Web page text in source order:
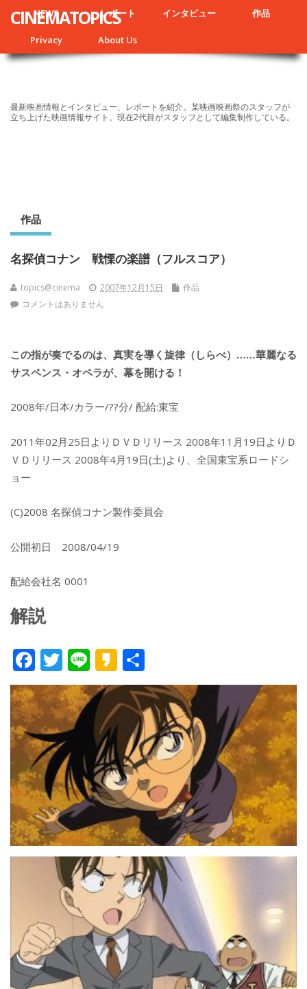
NEWS レポート インタビュー 作品
Privacy About Us
CINEMATOPICS
最新映画情報とインタビュー、レポートを紹介。某映画映画祭のスタッフが
立ち上げた映画情報サイト。現在2代目がスタッフとして編集制作している。
作品
名探偵コナン 戦慄の楽譜（フルスコア）
topics@cinema 2007年12月15日
作品
コメントはありません
この指が奏でるのは、真実を導く旋律（しらべ）……華麗なる
サスペンス・オペラが、幕を開ける！
2008年/日本/カラー/??分/ 配給:東宝
2011年02月25日よりＤＶＤリリース 2008年11月19日よりＤ
ＶＤリリース 2008年4月19日(土)より、全国東宝系ロードシ
ョー
(C)2008 名探偵コナン製作委員会
公開初日 2008/04/19
配給会社名 0001
解説
F
ac
e
b
o
o
k
T
w
itt
er
Li
n
e
K
a
k
o
有